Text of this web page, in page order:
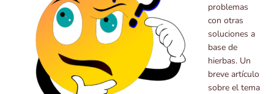
problemas
con otras
soluciones a
base de
hierbas. Un
breve artículo
sobre el tema